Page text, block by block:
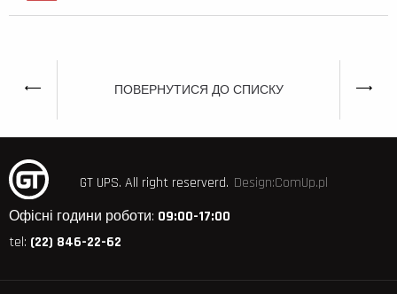
ПОВЕРНУТИСЯ ДО СПИСКУ
GT UPS. All right reserverd. Design:ComUp.pl
Офісні години роботи: 09:00-17:00
tel: (22) 846-22-62